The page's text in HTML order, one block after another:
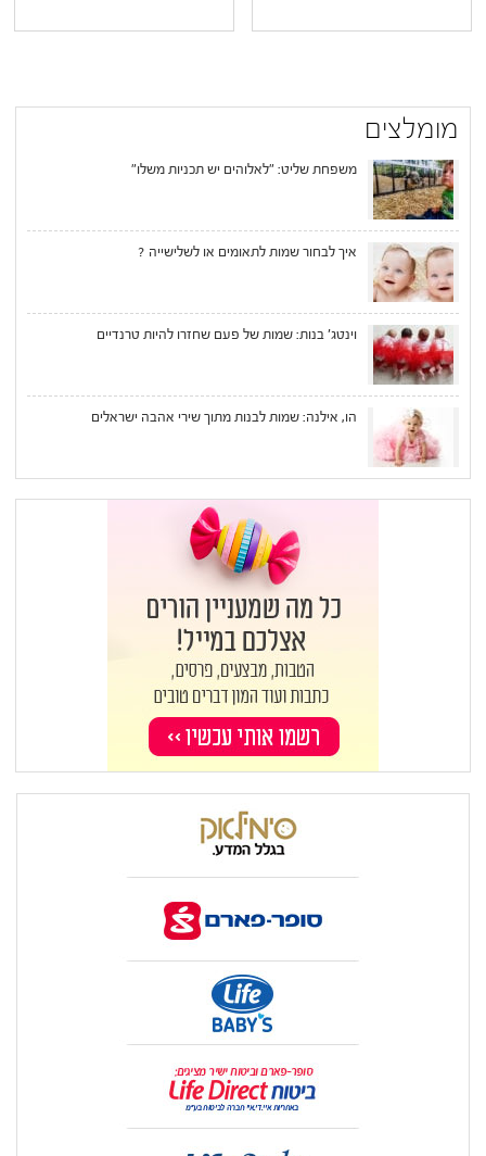
מומלצים
משפחת שליט: "לאלוהים יש תכניות משלו"
איך לבחור שמות לתאומים או לשלישייה ?
וינטג' בנות: שמות של פעם שחזרו להיות טרנדיים
הו, אילנה: שמות לבנות מתוך שירי אהבה ישראלים